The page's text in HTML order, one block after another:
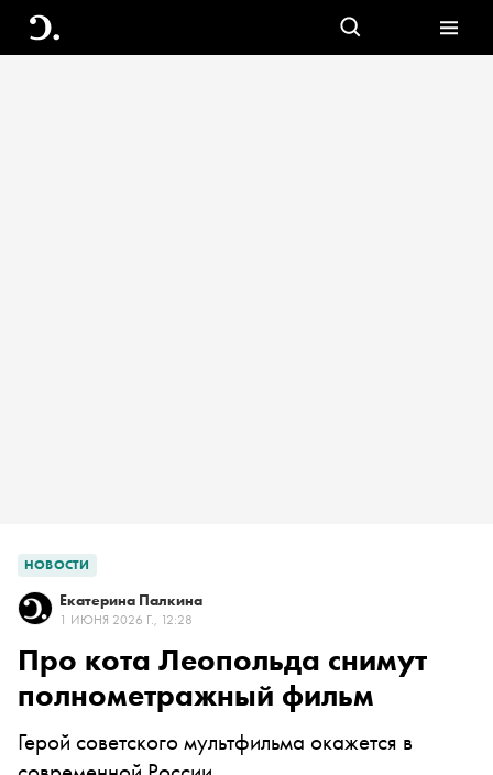
НОВОСТИ
Екатерина Палкина
1 ИЮНЯ 2026 Г., 12:28
Про кота Леопольда снимут
полнометражный фильм
Герой советского мультфильма окажется в